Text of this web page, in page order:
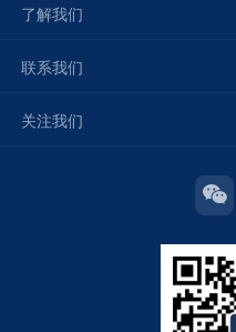
了解我们
联系我们
关注我们